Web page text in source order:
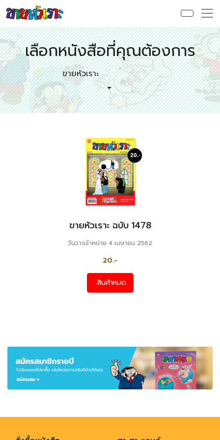
เลือกหนังสือที่คุณต้องการ
ขายหัวเราะ
ขายหัวเราะ ฉบับ 1478
วันวางจำหน่าย 4 เมษายน 2562
20.-
สินค้าหมด